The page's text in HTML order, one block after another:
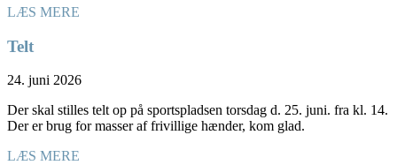
LÆS MERE
Telt
24. juni 2026
Der skal stilles telt op på sportspladsen torsdag d. 25. juni. fra kl. 14.
Der er brug for masser af frivillige hænder, kom glad.
LÆS MERE